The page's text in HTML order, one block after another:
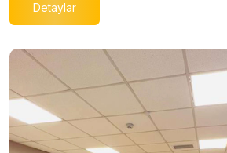
Detaylar